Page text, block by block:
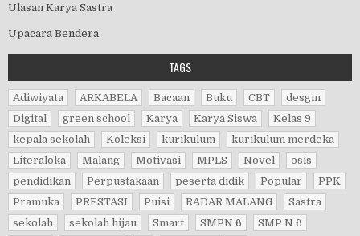
Ulasan Karya Sastra
Upacara Bendera
TAGS
Adiwiyata ARKABELA Bacaan Buku CBT
desgin
Digital
green school Karya Karya Siswa
Kelas 9
kepala sekolah
Koleksi kurikulum
kurikulum merdeka
Literaloka
Malang Motivasi MPLS Novel
osis
pendidikan
Perpustakaan peserta didik Popular
PPK
Pramuka
PRESTASI Puisi RADAR MALANG
Sastra
sekolah
sekolah hijau Smart SMPN 6
SMP N 6